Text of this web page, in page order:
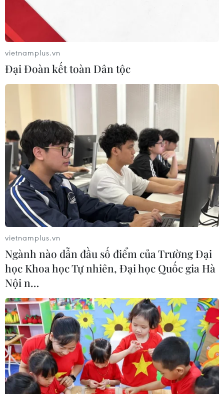
Triều Tiên chỉ trích Mỹ gây ra sự nghi kỵ
giữa hai nước
04/10/2018 04:38
Tờ Rodong Simun, cơ quan ngôn luận của đảng Lao
động Triều Tiên cáo buộc các biện pháp trừng phạt của
Mỹ đối với Triều Tiên là căn nguyên gây nên sự ngờ vực
giữa hai nước.
vietnamplus.vn
Đại Đoàn kết toàn Dân tộc
vietnamplus.vn
Ngành nào dẫn đầu số điểm của Trường Đại
học Khoa học Tự nhiên, Đại học Quốc gia Hà
Nội n…